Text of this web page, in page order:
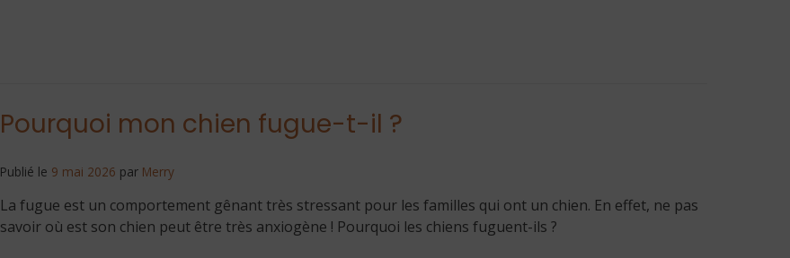
Pourquoi mon chien fugue-t-il ?
Publié le 9 mai 2026 par Merry
La fugue est un comportement gênant très stressant pour les familles qui ont un chien. En effet, ne pas
savoir où est son chien peut être très anxiogène ! Pourquoi les chiens fuguent-ils ?